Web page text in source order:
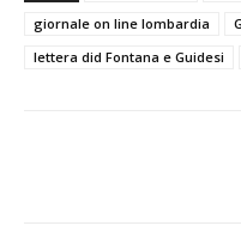
giornale on line lombardia
lettera did Fontana e Guidesi